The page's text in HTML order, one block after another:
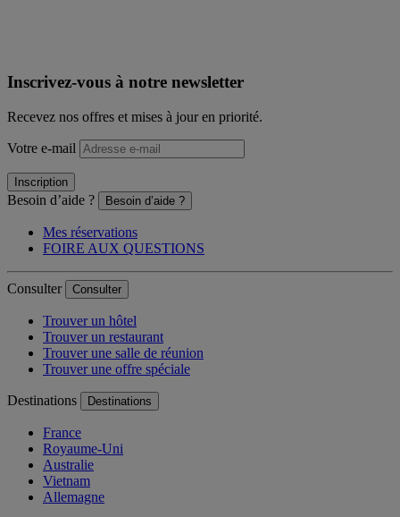
Inscrivez-vous à notre newsletter
Recevez nos offres et mises à jour en priorité.
Votre e-mail
Inscription
Besoin d’aide ? Besoin d’aide ?
Mes réservations
FOIRE AUX QUESTIONS
Consulter Consulter
Trouver un hôtel
Trouver un restaurant
Trouver une salle de réunion
Trouver une offre spéciale
Destinations Destinations
France
Royaume-Uni
Australie
Vietnam
Allemagne